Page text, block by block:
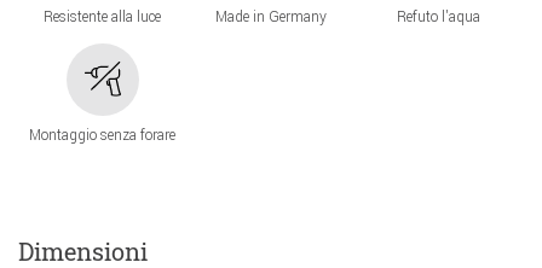
Resistente alla luce Made in Germany Refuto l'aqua
Montaggio senza forare
Dimensioni